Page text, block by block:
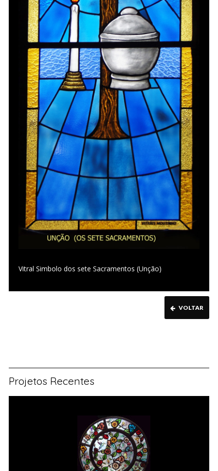
Vitral Simbolo dos sete Sacramentos (Unção)
VOLTAR
Projetos Recentes